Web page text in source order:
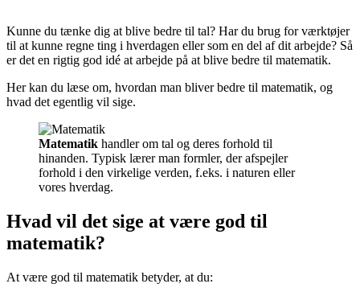
Kunne du tænke dig at blive bedre til tal? Har du brug for værktøjer
til at kunne regne ting i hverdagen eller som en del af dit arbejde? Så
er det en rigtig god idé at arbejde på at blive bedre til matematik.
Her kan du læse om, hvordan man bliver bedre til matematik, og
hvad det egentlig vil sige.
Matematik handler om tal og deres forhold til
hinanden. Typisk lærer man formler, der afspejler
forhold i den virkelige verden, f.eks. i naturen eller
vores hverdag.
Hvad vil det sige at være god til
matematik?
At være god til matematik betyder, at du: